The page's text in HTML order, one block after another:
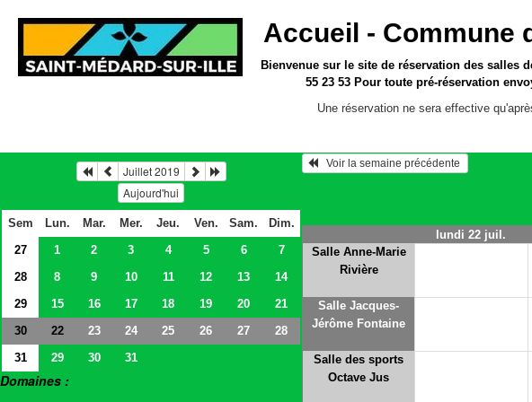
Accueil - Commune
Bienvenue sur le sitede réservation des salles
55 23 53 Pour toute pré-réservation
Une réservation ne sera effective
Juillet 2019
Aujourd'hui
Sem Lun. Mar. Mer. Jeu. Ven. Sam.
Dim.
27
1 2 3 4 5 6
7
28
8 9 10 11 12 13
14
29
15 16 17 18 19 20
21
30
22 23 24 25 26 27
28
31
29 30 31
Domaines :
lundi 22 juil.
Salle Anne-Marie
Rivière
Salle Jacques-
Jérôme Fontaine
Salle des sports
Octave Jus